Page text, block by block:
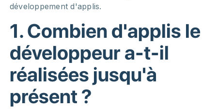
développement d'applis.
1. Combien d'applis le
développeur a-t-il
réalisées jusqu'à
présent ?